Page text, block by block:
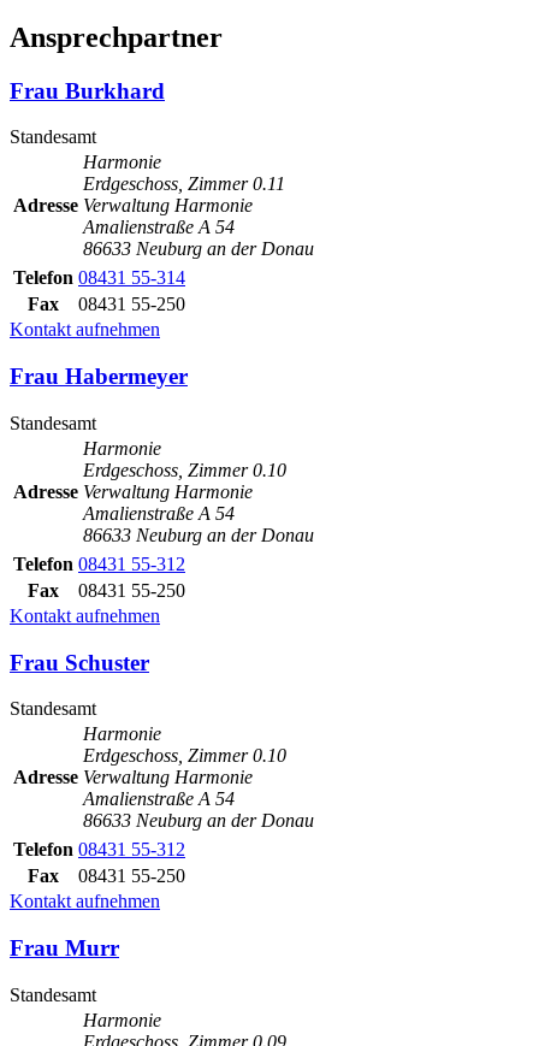
Ansprechpartner
Frau Burkhard
Standesamt
Adresse
Harmonie
Erdgeschoss, Zimmer 0.11
Verwaltung Harmonie
Amalienstraße A 54
86633 Neuburg an der Donau
Telefon 08431 55-314
Fax
08431 55-250
Kontakt aufnehmen
Frau Habermeyer
Standesamt
Adresse
Harmonie
Erdgeschoss, Zimmer 0.10
Verwaltung Harmonie
Amalienstraße A 54
86633 Neuburg an der Donau
Telefon 08431 55-312
Fax
08431 55-250
Kontakt aufnehmen
Frau Schuster
Standesamt
Adresse
Harmonie
Erdgeschoss, Zimmer 0.10
Verwaltung Harmonie
Amalienstraße A 54
86633 Neuburg an der Donau
Telefon 08431 55-312
Fax
08431 55-250
Kontakt aufnehmen
Frau Murr
Standesamt
Harmonie
Erdgeschoss, Zimmer 0.09